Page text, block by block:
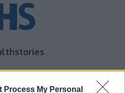
Process My Personal